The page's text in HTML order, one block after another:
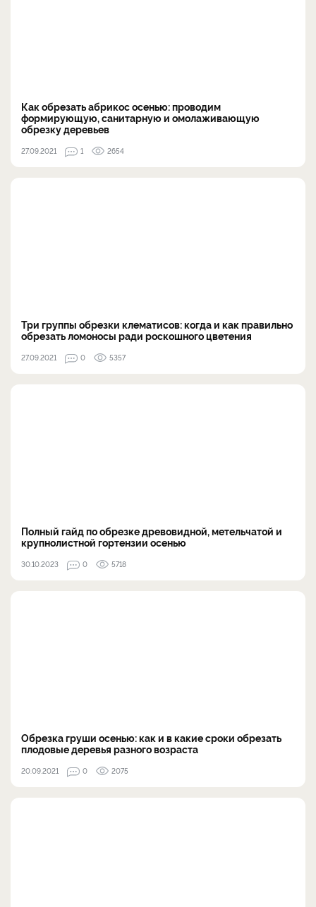
Как обрезать абрикос осенью: проводим
формирующую, санитарную и омолаживающую
обрезку деревьев
27.09.2021 1 2654
Три группы обрезки клематисов: когда и как правильно
обрезать ломоносы ради роскошного цветения
27.09.2021 0 5357
Полный гайд по обрезке древовидной, метельчатой и
крупнолистной гортензии осенью
30.10.2023 0 5718
Обрезка груши осенью: как и в какие сроки обрезать
плодовые деревья разного возраста
20.09.2021 0 2075